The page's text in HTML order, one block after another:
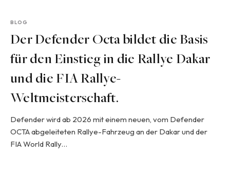
BLOG
Der Defender Octa bildet die Basis
für den Einstieg in die Rallye Dakar
und die FIA Rallye-
Weltmeisterschaft.
Defender wird ab 2026 mit einem neuen, vom Defender
OCTA abgeleiteten Rallye-Fahrzeug an der Dakar und der
FIA World Rally…